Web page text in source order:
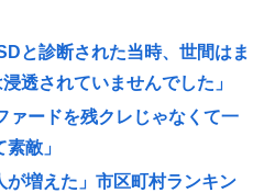
と診断された当時、世間はま
透されていませんでした」
ァードを残クレじゃなくて一
敵」
が増えた」市区町村ランキン